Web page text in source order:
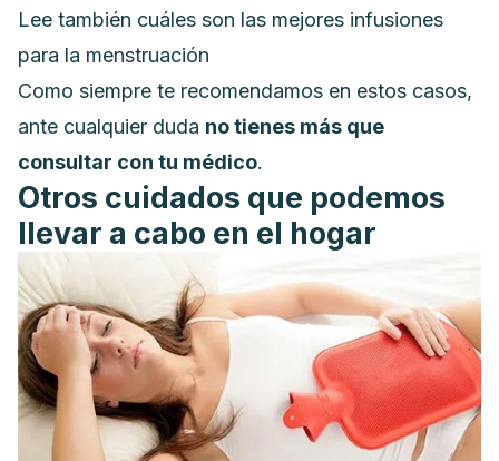
Lee también cuáles son las mejores infusiones
para la menstruación
Como siempre te recomendamos en estos casos,
ante cualquier duda no tienes más que
consultar con tu médico.
Otros cuidados que podemos
llevar a cabo en el hogar